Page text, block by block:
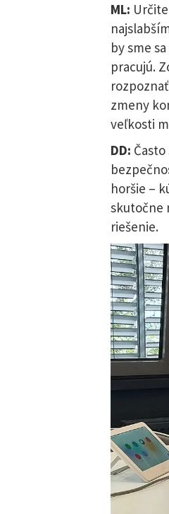
ML:
by sme
pracujú.
zmeny
veľkosti
DD:
horšie –
skutočne
riešenie.